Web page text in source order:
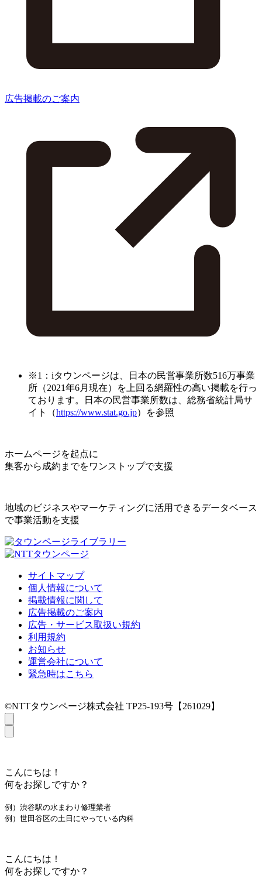
広告掲載のご案内
※1：iタウンページは、日本の民営事業所数516万事業
所（2021年6月現在）を上回る網羅性の高い掲載を行っ
ております。日本の民営事業所数は、総務省統計局サ
イト（https://www.stat.go.jp）を参照
ホームページを起点に
集客から成約までをワンストップで支援
地域のビジネスやマーケティングに活用できるデータベース
で事業活動を支援
サイトマップ
個人情報について
掲載情報に関して
広告掲載のご案内
広告・サービス取扱い規約
利用規約
お知らせ
運営会社について
緊急時はこちら
©NTTタウンページ株式会社 TP25-193号【261029】
こんにちは！
何をお探しですか？
例）渋谷駅の水まわり修理業者
例）世田谷区の土日にやっている内科
こんにちは！
何をお探しですか？